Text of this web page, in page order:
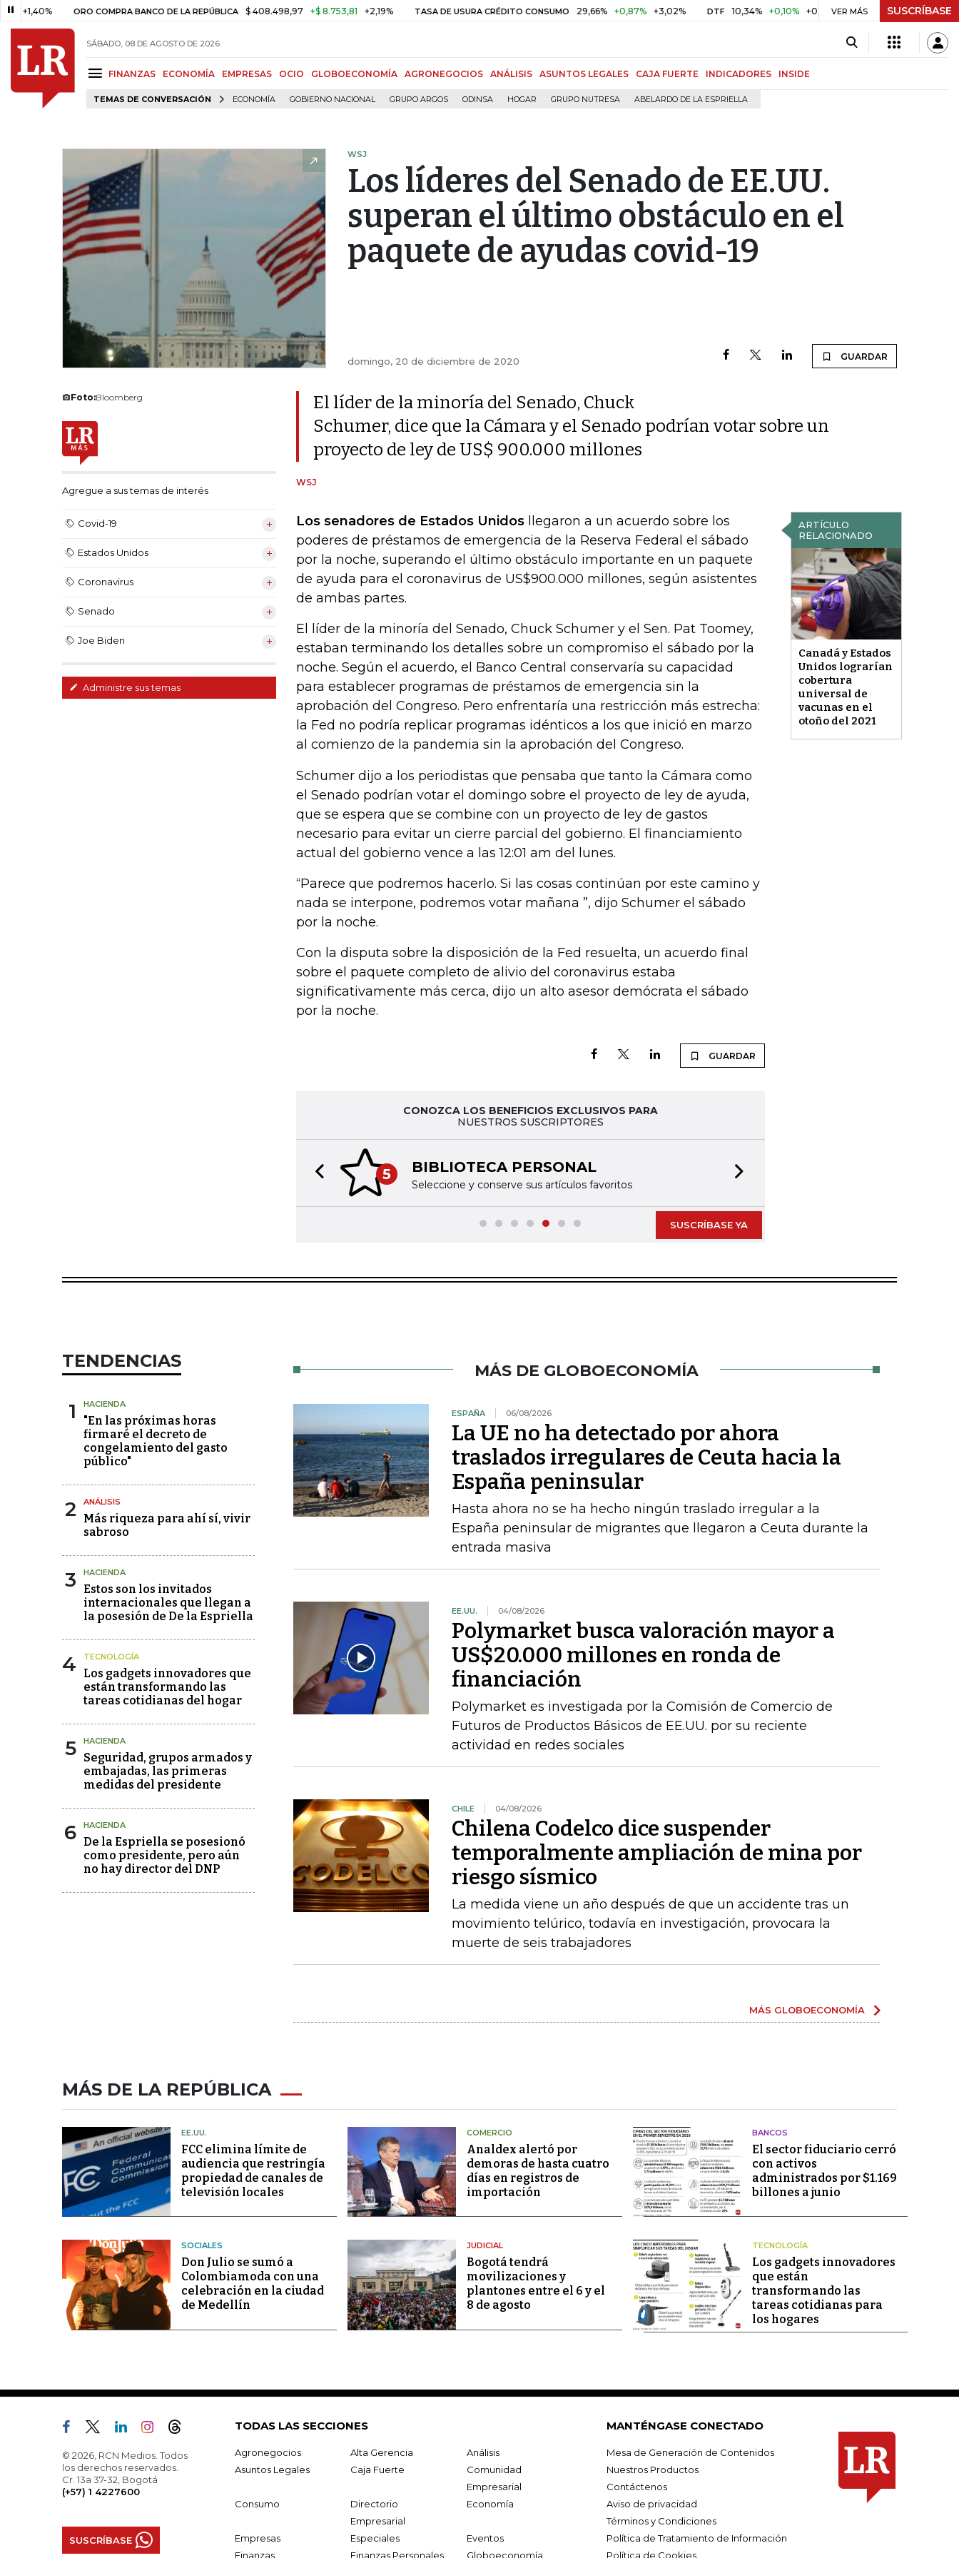
ORO COMPRA BANCO DE LA REPÚBLICA $ 408.498,97 +$ 8.753,81 +2,19% TASA DE USURA CRÉDITO CONSUMO 29,66% +0,87% +3,02% DTF 10,34% +0,10% +0,98% UVR $ 416,96 +$ 0,05 +0,01%
VER MÁS SUSCRÍBASE
SÁBADO, 08 DE AGOSTO DE 2026
FINANZAS ECONOMÍA EMPRESAS OCIO GLOBOECONOMÍA AGRONEGOCIOS ANÁLISIS ASUNTOS LEGALES CAJA FUERTE INDICADORES INSIDE
TEMAS DE CONVERSACIÓN ECONOMÍA GOBIERNO NACIONAL GRUPO ARGOS ODINSA HOGAR GRUPO NUTRESA ABELARDO DE LA ESPRIELLA
WSJ
Los líderes del Senado de EE.UU.
superan el último obstáculo en el
paquete de ayudas covid-19
domingo, 20 de diciembre de 2020 GUARDAR
Foto:Bloomberg
Agregue a sus temas de interés
Covid-19
Estados Unidos
Coronavirus
Senado
Joe Biden
Administre sus temas
El líder de la minoría del Senado, Chuck
Schumer, dice que la Cámara y el Senado podrían votar sobre un
proyecto de ley de US$ 900.000 millones
WSJ
ARTÍCULO
RELACIONADO
Canadá y Estados
Unidos lograrían
cobertura
universal de
vacunas en el
otoño del 2021
Los senadores de Estados Unidos llegaron a un acuerdo sobre los
poderes de préstamos de emergencia de la Reserva Federal el sábado
por la noche, superando el último obstáculo importante en un paquete
de ayuda para el coronavirus de US$900.000 millones, según asistentes
de ambas partes.
El líder de la minoría del Senado, Chuck Schumer y el Sen. Pat Toomey,
estaban terminando los detalles sobre un compromiso el sábado por la
noche. Según el acuerdo, el Banco Central conservaría su capacidad
para establecer programas de préstamos de emergencia sin la
aprobación del Congreso. Pero enfrentaría una restricción más estrecha:
la Fed no podría replicar programas idénticos a los que inició en marzo
al comienzo de la pandemia sin la aprobación del Congreso.
Schumer dijo a los periodistas que pensaba que tanto la Cámara como
el Senado podrían votar el domingo sobre el proyecto de ley de ayuda,
que se espera que se combine con un proyecto de ley de gastos
necesario para evitar un cierre parcial del gobierno. El financiamiento
actual del gobierno vence a las 12:01 am del lunes.
“Parece que podremos hacerlo. Si las cosas continúan por este camino y
nada se interpone, podremos votar mañana ”, dijo Schumer el sábado
por la noche.
Con la disputa sobre la disposición de la Fed resuelta, un acuerdo final
sobre el paquete completo de alivio del coronavirus estaba
significativamente más cerca, dijo un alto asesor demócrata el sábado
por la noche.
GUARDAR
CONOZCA LOS BENEFICIOS EXCLUSIVOS PARA
NUESTROS SUSCRIPTORES
5 BIBLIOTECA PERSONAL
Seleccione y conserve sus artículos favoritos
Previous slide
SUSCRÍBASE YA
TENDENCIAS
1 HACIENDA
"En las próximas horas
firmaré el decreto de
congelamiento del gasto
público"
2 ANÁLISIS
Más riqueza para ahí sí, vivir
sabroso
3 HACIENDA
Estos son los invitados
internacionales que llegan a
la posesión de De la Espriella
4 TECNOLOGÍA
Los gadgets innovadores que
están transformando las
tareas cotidianas del hogar
5 HACIENDA
Seguridad, grupos armados y
embajadas, las primeras
medidas del presidente
6 HACIENDA
De la Espriella se posesionó
como presidente, pero aún
no hay director del DNP
MÁS DE GLOBOECONOMÍA
ESPAÑA 06/08/2026
La UE no ha detectado por ahora
traslados irregulares de Ceuta hacia la
España peninsular
Hasta ahora no se ha hecho ningún traslado irregular a la
España peninsular de migrantes que llegaron a Ceuta durante la
entrada masiva
EE.UU. 04/08/2026
Polymarket busca valoración mayor a
US$20.000 millones en ronda de
financiación
Polymarket es investigada por la Comisión de Comercio de
Futuros de Productos Básicos de EE.UU. por su reciente
actividad en redes sociales
CHILE 04/08/2026
Chilena Codelco dice suspender
temporalmente ampliación de mina por
riesgo sísmico
La medida viene un año después de que un accidente tras un
movimiento telúrico, todavía en investigación, provocara la
muerte de seis trabajadores
MÁS GLOBOECONOMÍA
MÁS DE LA REPÚBLICA
EE.UU.
FCC elimina límite de
audiencia que restringía
propiedad de canales de
televisión locales
COMERCIO
Analdex alertó por
demoras de hasta cuatro
días en registros de
importación
BANCOS
El sector fiduciario cerró
con activos
administrados por $1.169
billones a junio
SOCIALES
Don Julio se sumó a
Colombiamoda con una
celebración en la ciudad
de Medellín
JUDICIAL
Bogotá tendrá
movilizaciones y
plantones entre el 6 y el
8 de agosto
TECNOLOGÍA
Los gadgets innovadores
que están
transformando las
tareas cotidianas para
los hogares
© 2026, RCN Medios. Todos
los derechos reservados.
Cr. 13a 37-32, Bogotá
(+57) 1 4227600
SUSCRÍBASE
TODAS LAS SECCIONES
Agronegocios Alta Gerencia
Análisis
Asuntos Legales
Caja Fuerte
Comunidad
Empresarial
Consumo
Directorio
Empresarial
Economía
Empresas Especiales
Eventos
Finanzas
Finanzas Personales Globoeconomía
MANTÉNGASE CONECTADO
Mesa de Generación de Contenidos
Nuestros Productos
Contáctenos
Aviso de privacidad
Términos y Condiciones
Política de Tratamiento de Información
Política de Cookies